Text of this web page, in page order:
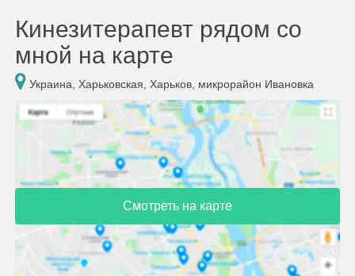
Кинезитерапевт рядом со
мной на карте
Украина, Харьковская, Харьков, микрорайон Ивановка
Смотреть на карте